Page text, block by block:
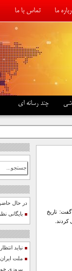
ما تماس با ما
چند رسانه ای
تاریخ
در حال
بایگانی
نباید
ملت
پیروزی